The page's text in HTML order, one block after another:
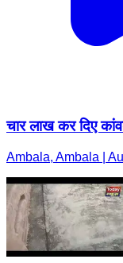
चार लाख कर दिए
Ambala, Ambala |